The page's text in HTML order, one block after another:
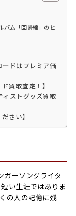
バム「回帰線」のヒ
ードはプレミア価
買取査定！】
ィストグッズ買取
さい】
ガーソングライタ
い生涯ではありま
の人の記憶に残